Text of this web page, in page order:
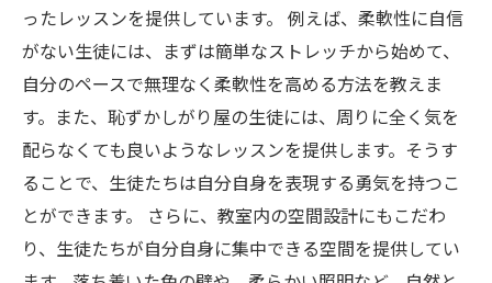
ったレッスンを提供しています。 例えば、柔軟性に自信
がない生徒には、まずは簡単なストレッチから始めて、
自分のペースで無理なく柔軟性を高める方法を教えま
す。また、恥ずかしがり屋の生徒には、周りに全く気を
配らなくても良いようなレッスンを提供します。そうす
ることで、生徒たちは自分自身を表現する勇気を持つこ
とができます。 さらに、教室内の空間設計にもこだわ
り、生徒たちが自分自身に集中できる空間を提供してい